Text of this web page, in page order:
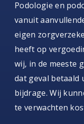
Podologie en
vanuit
eigen
heeft op
wij, in de meeste
dat geval betaald
bijdrage. Wij
te verwachten